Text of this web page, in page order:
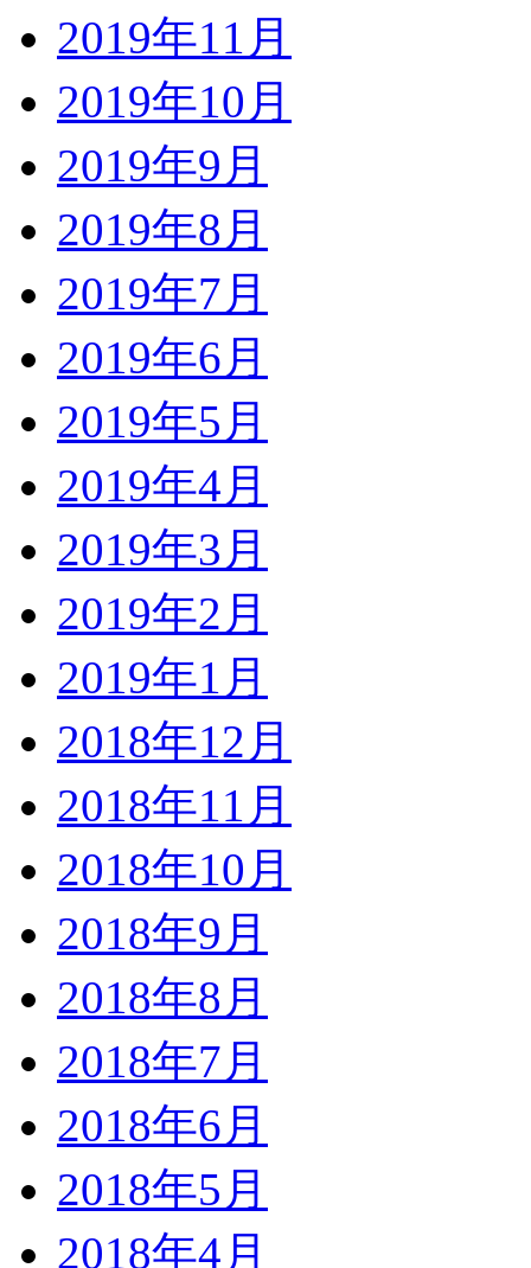
2019年11月
2019年10月
2019年9月
2019年8月
2019年7月
2019年6月
2019年5月
2019年4月
2019年3月
2019年2月
2019年1月
2018年12月
2018年11月
2018年10月
2018年9月
2018年8月
2018年7月
2018年6月
2018年5月
2018年4月